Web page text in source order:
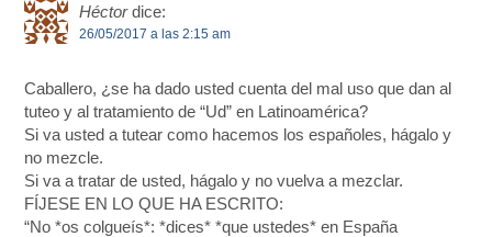
Héctor dice:
26/05/2017 a las 2:15 am
Caballero, ¿se ha dado usted cuenta del mal uso que dan al
tuteo y al tratamiento de “Ud” en Latinoamérica?
Si va usted a tutear como hacemos los españoles, hágalo y
no mezcle.
Si va a tratar de usted, hágalo y no vuelva a mezclar.
FÍJESE EN LO QUE HA ESCRITO:
“No *os colgueís*: *dices* *que ustedes* en España